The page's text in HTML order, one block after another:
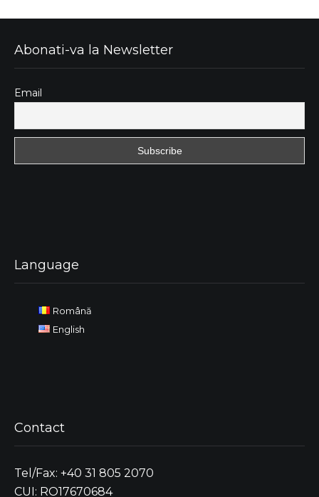
Abonati-va la Newsletter
Email
Language
Română
English
Contact
Tel/Fax: +40 31 805 2070
CUI: RO17670684